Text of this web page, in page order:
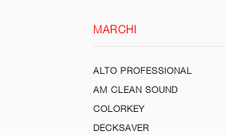
MARCHI
ALTO PROFESSIONAL
AM CLEAN SOUND
COLORKEY
DECKSAVER